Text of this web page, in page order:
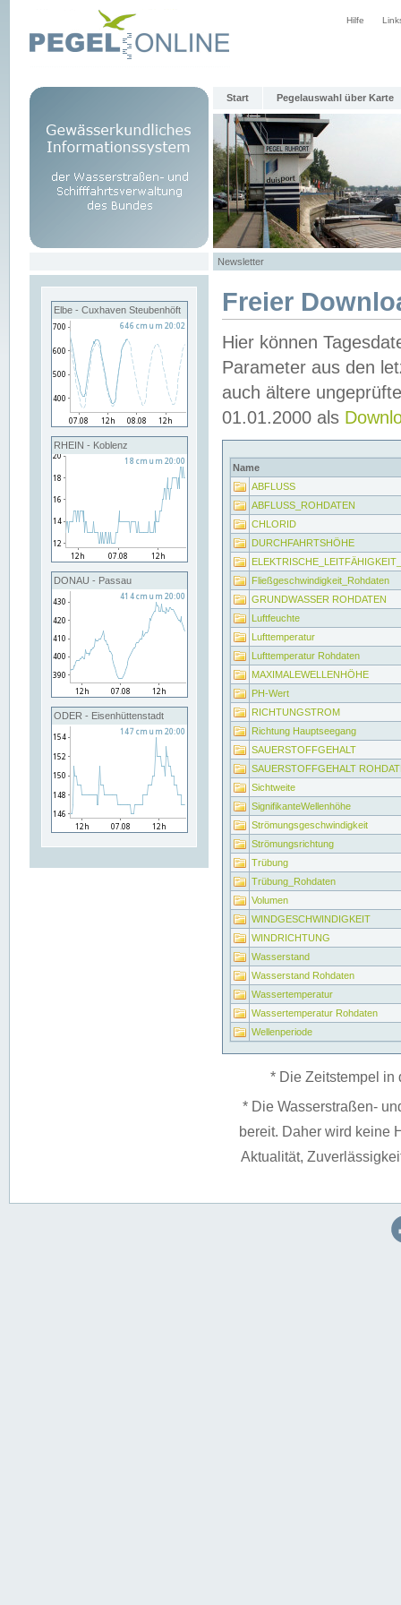
Hilfe
Start Pegelauswahl über Karte
Newsletter
Elbe - Cuxhaven Steubenhöft
RHEIN - Koblenz
DONAU - Passau
ODER - Eisenhüttenstadt
Freier
Hier können
Parameter aus den
auch ältere
01.01.2000 als
Name
ABFLUSS
ABFLUSS_ROHDATEN
CHLORID
DURCHFAHRTSHÖHE
Fließgeschwindigkeit_Rohdaten
GRUNDWASSER ROHDATEN
Luftfeuchte
Lufttemperatur
Lufttemperatur Rohdaten
MAXIMALEWELLENHÖHE
PH-Wert
RICHTUNGSTROM
Richtung Hauptseegang
SAUERSTOFFGEHALT
SAUERSTOFFGEHALT
Sichtweite
SignifikanteWellenhöhe
Strömungsgeschwindigkeit
Strömungsrichtung
Trübung
Trübung_Rohdaten
Volumen
WINDGESCHWINDIGKEIT
WINDRICHTUNG
Wasserstand
Wasserstand Rohdaten
Wassertemperatur
Wassertemperatur Rohdaten
Wellenperiode
* Die Zeitstempel in
* Die Wasserstraßen-
bereit. Daher wird keine
Aktualität,